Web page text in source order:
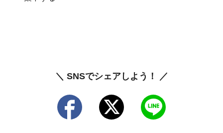
＼ SNSでシェアしよう！ ／